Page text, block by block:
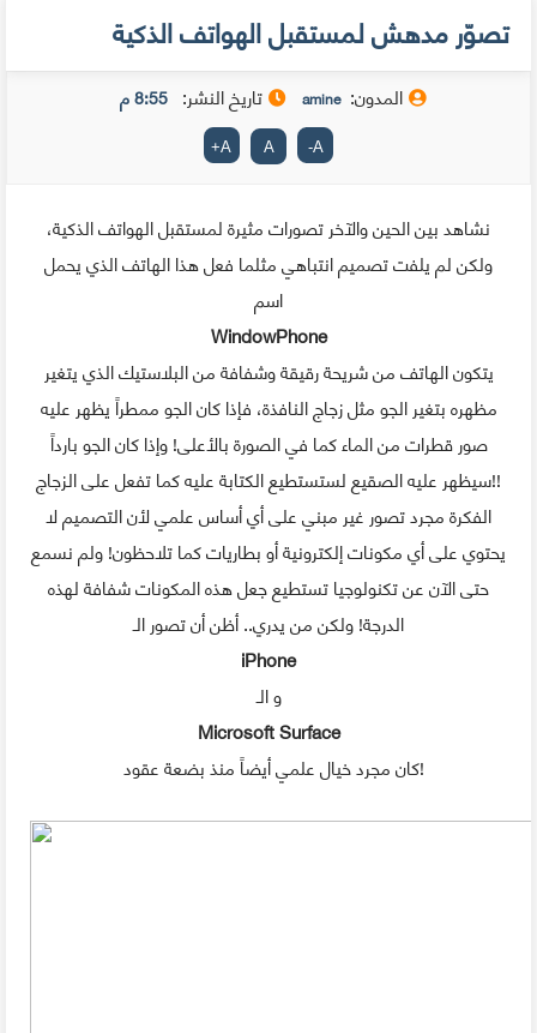
تصوّر مدهش لمستقبل الهواتف الذكية
المدون: amine تاريخ النشر: 8:55 م
A
-
A
A
+
نشاهد بين الحين والآخر تصورات مثيرة لمستقبل الهواتف الذكية،
ولكن لم يلفت تصميم انتباهي مثلما فعل هذا الهاتف الذي يحمل
اسم
WindowPhone
يتكون الهاتف من شريحة رقيقة وشفافة من البلاستيك الذي يتغير
مظهره بتغير الجو مثل زجاج النافذة، فإذا كان الجو ممطراً يظهر عليه
صور قطرات من الماء كما في الصورة بالأعلى! وإذا كان الجو بارداً
سيظهر عليه الصقيع لستستطيع الكتابة عليه كما تفعل على الزجاج!!
الفكرة مجرد تصور غير مبني على أي أساس علمي لأن التصميم لا
يحتوي على أي مكونات إلكترونية أو بطاريات كما تلاحظون! ولم نسمع
حتى الآن عن تكنولوجيا تستطيع جعل هذه المكونات شفافة لهذه
الدرجة! ولكن من يدري.. أظن أن تصور الـ
iPhone
و الـ
Microsoft Surface
كان مجرد خيال علمي أيضاً منذ بضعة عقود!